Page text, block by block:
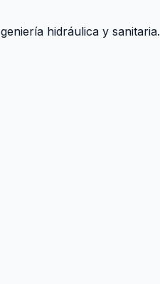
hidráulica y sanitaria.